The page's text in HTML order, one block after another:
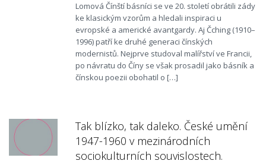
Lomová Čínští básníci se ve 20. století obrátili zády
ke klasickým vzorům a hledali inspiraci u
evropské a americké avantgardy. Aj Čching (1910–
1996) patří ke druhé generaci čínských
modernistů. Nejprve studoval malířství ve Francii,
po návratu do Číny se však prosadil jako básník a
čínskou poezii obohatil o […]
Tak blízko, tak daleko. České umění
1947-1960 v mezinárodních
sociokulturních souvislostech.